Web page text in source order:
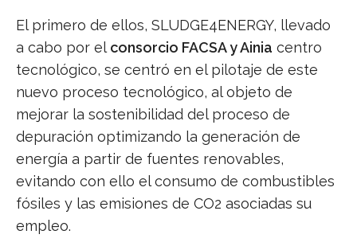
El primero de ellos, SLUDGE4ENERGY, llevado
a cabo por el consorcio FACSA y Ainia centro
tecnológico, se centró en el pilotaje de este
nuevo proceso tecnológico, al objeto de
mejorar la sostenibilidad del proceso de
depuración optimizando la generación de
energía a partir de fuentes renovables,
evitando con ello el consumo de combustibles
fósiles y las emisiones de CO2 asociadas su
empleo.